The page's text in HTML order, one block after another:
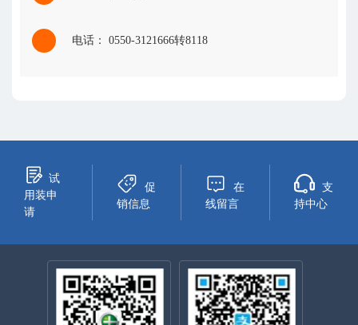
电话： 0550-3121666转8118
试
用装申
请
促
销信息
在
线留言
支
持中心